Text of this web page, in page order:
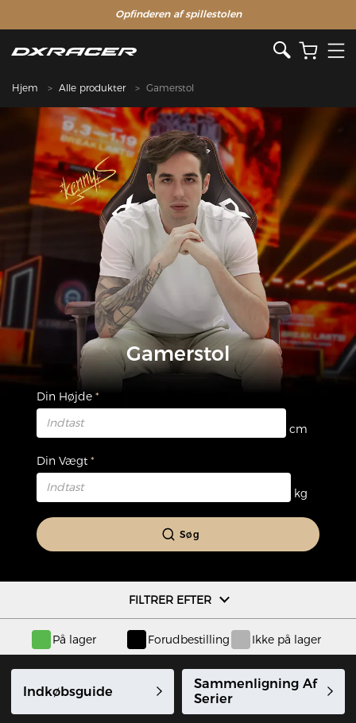
Opfinderen af ​​spillestolen
Hjem Alle produkter Gamerstol
Gamerstol
Din Højde
cm
Din Vægt
kg
Søg
FILTRER EFTER
På lager Forudbestilling Ikke på lager
Indkøbsguide
Sammenligning Af
Serier